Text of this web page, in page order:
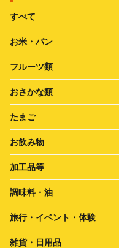
すべて
お米・パン
フルーツ類
おさかな類
たまご
お飲み物
加工品等
調味料・油
旅行・イベント・体験
雑貨・日用品